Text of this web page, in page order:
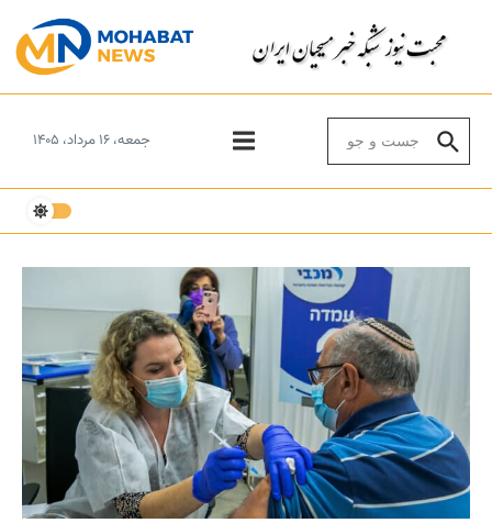
جمعه، ۱۶ مرداد، ۱۴۰۵